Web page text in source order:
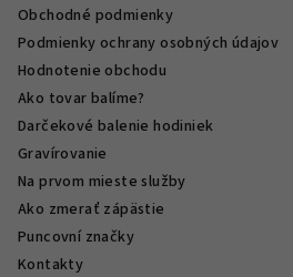
Obchodné podmienky
Podmienky ochrany osobných údajov
Hodnotenie obchodu
Ako tovar balíme?
Darčekové balenie hodiniek
Gravírovanie
Na prvom mieste služby
Ako zmerať zápästie
Puncovní značky
Kontakty